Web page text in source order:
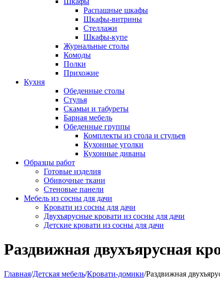
Распашные шкафы
Шкафы-витрины
Стеллажи
Шкафы-купе
Журнальные столы
Комоды
Полки
Прихожие
Кухня
Обеденные столы
Стулья
Скамьи и табуреты
Барная мебель
Обеденные группы
Комплекты из стола и стульев
Кухонные уголки
Кухонные диваны
Образцы работ
Готовые изделия
Обивочные ткани
Стеновые панели
Мебель из сосны для дачи
Кровати из сосны для дачи
Двухъярусные кровати из сосны для дачи
Детские кровати из сосны для дачи
Раздвижная двухъярусная
Главная/Детская мебель/Кровати-домики/Раздвижная